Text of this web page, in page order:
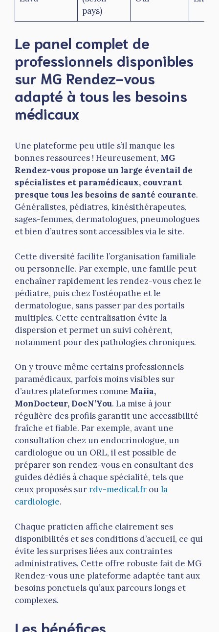
pays)
Le panel complet de
professionnels disponibles
sur MG Rendez-vous
adapté à tous les besoins
médicaux
Une plateforme peu utile s’il manque les
bonnes ressources ! Heureusement, MG
Rendez-vous propose un large éventail de
spécialistes et paramédicaux, couvrant
presque tous les besoins de santé courante.
Généralistes, pédiatres, kinésithérapeutes,
sages-femmes, dermatologues, pneumologues
et bien d’autres sont accessibles via le site.
Cette diversité facilite l’organisation familiale
ou personnelle. Par exemple, une famille peut
enchaîner rapidement les rendez-vous chez le
pédiatre, puis chez l’ostéopathe et le
dermatologue, sans passer par des portails
multiples. Cette centralisation évite la
dispersion et permet un suivi cohérent,
notamment pour des pathologies chroniques.
On y trouve même certains professionnels
paramédicaux, parfois moins visibles sur
d’autres plateformes comme Maiia,
MonDocteur, DocN’You. La mise à jour
régulière des profils garantit une accessibilité
fraîche et fiable. Par exemple, avant une
consultation chez un endocrinologue, un
cardiologue ou un ORL, il est possible de
préparer son rendez-vous en consultant des
guides dédiés à chaque spécialité, tels que
ceux proposés surrdv-medical.fr oula
cardiologie.
Chaque praticien affiche clairement ses
disponibilités et ses conditions d’accueil, ce qui
évite les surprises liées aux contraintes
administratives. Cette offre robuste fait de MG
Rendez-vous une plateforme adaptée tant aux
besoins ponctuels qu’aux parcours longs et
complexes.
Les bénéfices